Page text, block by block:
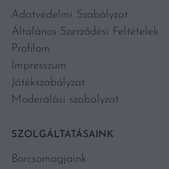
Adatvédelmi Szabályzat
Általános Szerződési Feltételek
Profilom
Impresszum
Játékszabályzat
Moderálási szabályzat
SZOLGÁLTATÁSAINK
Borcsomagjaink